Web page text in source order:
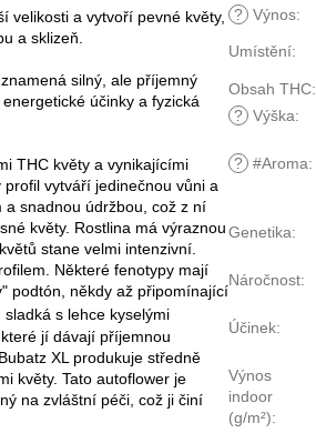
velikosti a vytvoří pevné květy,
a sklizeň.
silný, ale příjemný
účinky a fyzická
THC květy a vynikajícími
vytváří jedinečnou vůni a
a snadnou údržbou, což z ní
květy. Rostlina má výraznou
stane velmi intenzivní.
Některé fenotypy mají
podtón, někdy až připomínající
s lehce kyselými
jí dávají příjemnou
XL produkuje středně
květy. Tato autoflower je
na zvláštní péči, což ji činí
? Výnos:
Umístění:
Obsah THC:
? Výška:
? #Aroma:
Genetika:
Náročnost:
Účinek:
Výnos
indoor
(g/m²):